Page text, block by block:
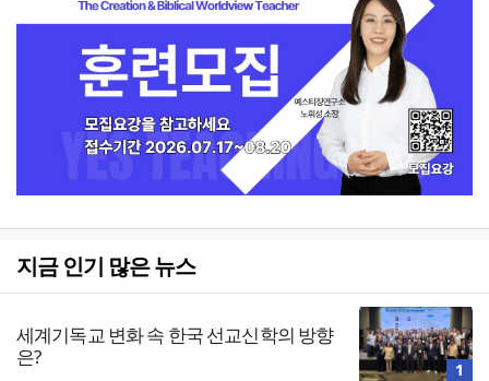
지금 인기 많은 뉴스
세계기독교 변화 속 한국 선교신학의 방향
은?
1